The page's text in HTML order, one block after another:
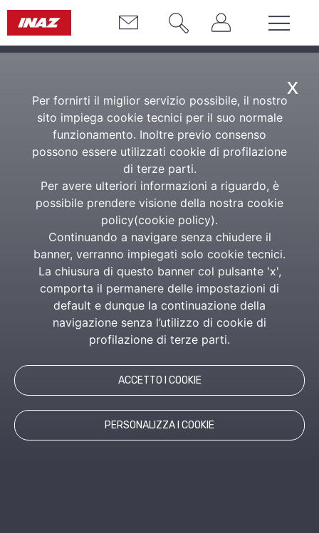
x
Per fornirti il miglior servizio possibile, il nostro
sito impiega cookie tecnici per il suo normale
funzionamento. Inoltre previo consenso
possono essere utilizzati cookie di profilazione
di terze parti.
Per avere ulteriori informazioni a riguardo, è
possibile prendere visione della nostra cookie
policy(cookie policy).
Continuando a navigare senza chiudere il
banner, verranno impiegati solo cookie tecnici.
La chiusura di questo banner col pulsante 'x',
comporta il permanere delle impostazioni di
default e dunque la continuazione della
navigazione senza l’utilizzo di cookie di
profilazione di terze parti.
ACCETTO I COOKIE
PERSONALIZZA I COOKIE